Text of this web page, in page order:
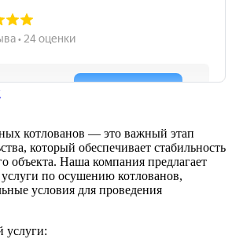
котлованов — это важный этап
который обеспечивает стабильность
объекта. Наша компания предлагает
по осушению котлованов,
условия для проведения
услуги: